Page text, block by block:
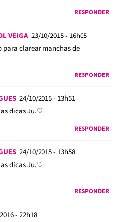
RESPONDER
VEIGA 23/10/2015 - 16h05
para clarear manchas de
RESPONDER
24/10/2015 - 13h51
dicas Ju.♡
RESPONDER
24/10/2015 - 13h58
dicas Ju.♡
RESPONDER
- 22h18